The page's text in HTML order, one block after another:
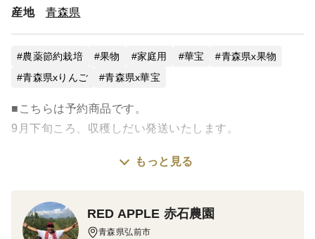
産地 青森県
農薬節約栽培 果物 家庭用 華宝
青森県x果物
青森県xりんご
青森県x華宝
■こちらは予約商品です。
9月下旬ころ、収穫しだい発送いたします。
華宝はシャクッとした歯ざわりがあり、酸味をほとんど
むごとにさわやかな香りが口いっぱいに広がります。
早生りんごの中では食感や風味が日持ちしやすく、注目
もっと見る
RED APPLE 赤石農園
青森県弘前市